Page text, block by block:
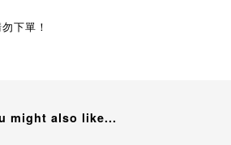
單！
might also like...